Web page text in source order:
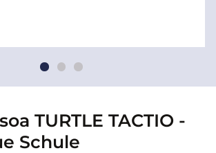
TURTLE TACTIO -
Schule